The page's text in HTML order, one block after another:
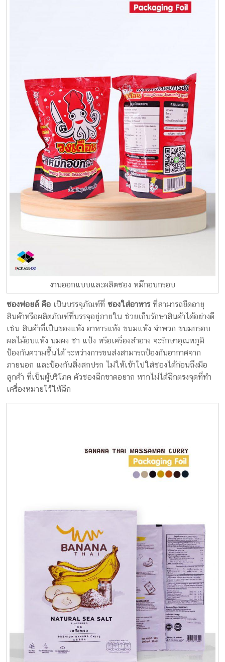
งานออกแบบและผลิตซอง หมึกอบกรอบ
ซองฟอยล์ คือ เป็นบรรจุภัณฑ์ที่ซองใส่อาหารที่สามารถยืดอายุ
สินค้าหรือผลิตภัณฑ์ที่บรรจุอยู่ภายใน ช่วยเก็บรักษาสินค้าได้อย่างดี
เช่น สินค้าที่เป็นของแห้ง อาหารแห้ง ขนมแห้ง จำพวก ขนมกรอบ
ผลไม้อบแห้ง นมผง ชา แป้ง หรือเครื่องสำอาง จะรักษาอุณหภูมิ
ป้องกันความชื้นได้ ระหว่างการขนส่งสามารถป้องกันอากาศจาก
ภายนอก และป้องกันสิ่งสกปรก ไม่ให้เข้าไปใส่ซองได้ก่อนถึงมือ
ลูกค้า ที่เป็นผู้บริโภค ตัวซองฉีกขาดอยาก หากไม่ได้ฉีกตรงจุดที่ทำ
เครื่องหมายไว้ให้ฉีก